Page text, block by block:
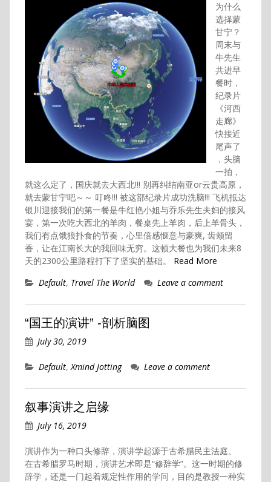
为什么
选择蒙
甘宁？
周末与
牛先生
共进早
餐时，
纪录片
《河西
走廊》
快接近
尾声了
，头脑
一拍，
就这么定了，国庆就去大西北!!! 别再纠结南亚or云贵高原，
就去蒙甘宁吧～～ 叮咚!!! 被这部纪录片成功洗脑!!! 飞机抵达
银川迎接我们的第一餐是牛红艳小姐与乔乐先生夫妇的接风
宴，第一次吃大西北的羊肉，餐桌先上羊肉，后上羊骨头，
我们有点饿狼扑食的节奏，心里倍感惬意与豪爽, 齿颊留
香，让在江南长大的我回味无穷。这顿大餐也为我们未来8
天的2300公里路程打下了坚实的基础。 Read More
Default, Travel The World Leave a comment
“国王的演讲” -剖析脑图
July 30, 2019
Default,Xmind Jotting Leave a comment
叙事演讲之启缘
July 16, 2019
演讲作为一种口头修辞，演讲学起源于古希腊民主法庭。
在古希腊罗马时期，演讲艺术即是“修辞学”。这一时期的修
辞学，还是一门起着规定性作用的学问，目的是教授一种实